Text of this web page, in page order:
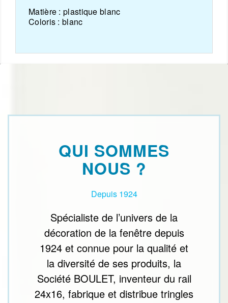
Matière : plastique blanc
Coloris : blanc
QUI SOMMES
NOUS ?
Depuis 1924
Spécialiste de l’univers de la
décoration de la fenêtre depuis
1924 et connue pour la qualité et
la diversité de ses produits, la
Société BOULET, inventeur du rail
24x16, fabrique et distribue tringles